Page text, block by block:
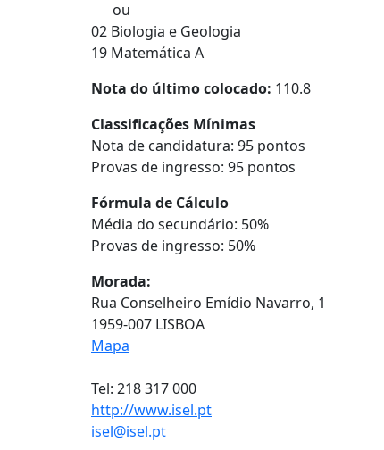
ou
02 Biologia e Geologia
19 Matemática A
Nota do último colocado: 110.8
Classificações Mínimas
Nota de candidatura: 95 pontos
Provas de ingresso: 95 pontos
Fórmula de Cálculo
Média do secundário: 50%
Provas de ingresso: 50%
Morada:
Rua Conselheiro Emídio Navarro, 1
1959-007 LISBOA
Mapa
Tel: 218 317 000
http://www.isel.pt
isel@isel.pt